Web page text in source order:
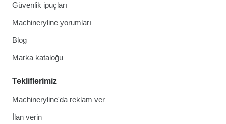
Güvenlik ipuçları
Machineryline yorumları
Blog
Marka kataloğu
Tekliflerimiz
Machineryline'da reklam ver
İlan verin